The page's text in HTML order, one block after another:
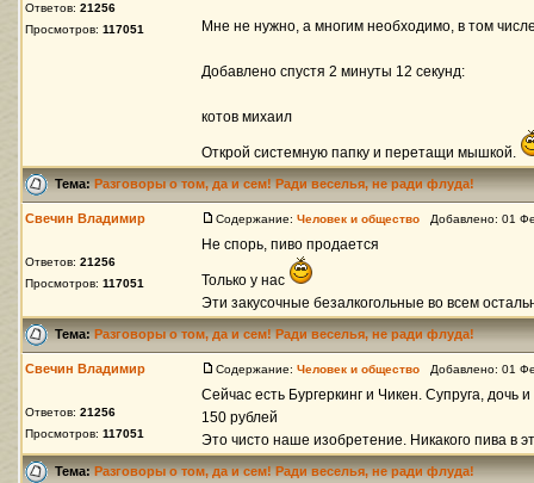
Ответов: 21256
Просмотров: 117051 Мне не нужно, а многим необходимо, в том
Добавлено спустя 2 минуты 12 секунд:
котов михаил
Открой системную папку и перетащи мышкой.
Тема:Разговоры о том, да и сем! Ради веселья, не ради флуда!
Свечин Владимир
Ответов: 21256
Просмотров: 117051
Содержание: Человек и общество Добавлено: 01
Не спорь, пиво продается
Только у нас
Эти закусочные безалкогольные во всем
Тема:Разговоры о том, да и сем! Ради веселья, не ради флуда!
Свечин Владимир
Ответов: 21256
Просмотров: 117051
Содержание: Человек и общество Добавлено: 01
Сейчас есть Бургеркинг и Чикен. Супруга, дочь
150 рублей
Это чисто наше изобретение. Никакого пива в
Тема:Разговоры о том, да и сем! Ради веселья, не ради флуда!